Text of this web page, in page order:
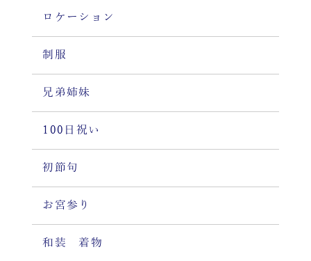
ロケーション
制服
兄弟姉妹
100日祝い
初節句
お宮参り
和装 着物